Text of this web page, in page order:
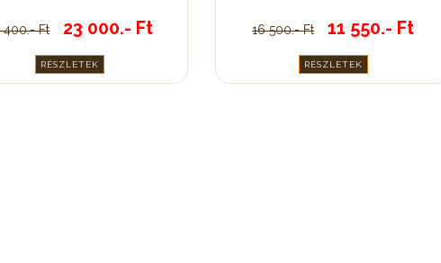
400.- Ft 23 000.- Ft
RÉSZLETEK
16 500.- Ft 11 550.- Ft
RÉSZLETEK